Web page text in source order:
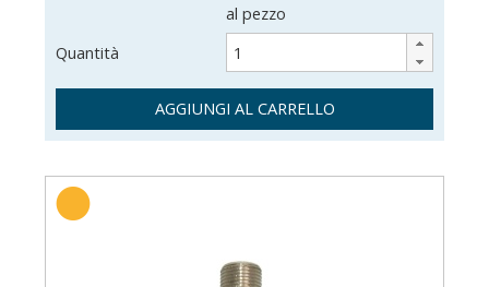
al pezzo
Quantità
AGGIUNGI AL CARRELLO